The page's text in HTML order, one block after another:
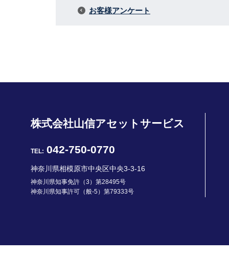
お客様アンケート
株式会社山信アセットサービス
TEL: 042-750-0770
神奈川県相模原市中央区中央3-3-16
神奈川県知事免許（3）第28495号
神奈川県知事許可（般-5）第79333号